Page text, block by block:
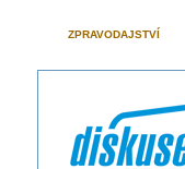
ZPRAVODAJSTVÍ